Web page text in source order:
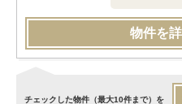
物件を
チェックした物件（最大10件まで）を